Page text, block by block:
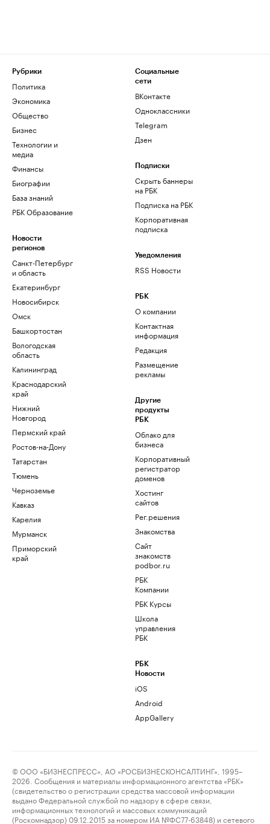
Рубрики
Политика
Экономика
Общество
Бизнес
Технологии и
медиа
Финансы
Биографии
База знаний
РБК Образование
Новости
регионов
Санкт-Петербург
и область
Екатеринбург
Новосибирск
Омск
Башкортостан
Вологодская
область
Калининград
Краснодарский
край
Нижний
Новгород
Пермский край
Ростов-на-Дону
Татарстан
Тюмень
Черноземье
Кавказ
Карелия
Мурманск
Приморский
край
Социальные
сети
ВКонтакте
Одноклассники
Telegram
Дзен
Подписки
Скрыть баннеры
на РБК
Подписка на РБК
Корпоративная
подписка
Уведомления
RSS Новости
РБК
О компании
Контактная
информация
Редакция
Размещение
рекламы
Другие
продукты
РБК
Облако для
бизнеса
Корпоративный
регистратор
доменов
Хостинг
сайтов
Рег.решения
Знакомства
Сайт
знакомств
podbor.ru
РБК
Компании
РБК Курсы
Школа
управления
РБК
РБК
Новости
iOS
Android
AppGallery
© ООО «БИЗНЕСПРЕСС», АО «РОСБИЗНЕСКОНСАЛТИНГ», 1995–
2026. Сообщения и материалы информационного агентства «РБК»
(свидетельство о регистрации средства массовой информации
выдано Федеральной службой по надзору в сфере связи,
информационных технологий и массовых коммуникаций
(Роскомнадзор) 09.12.2015 за номером ИА №ФС77-63848) и сетевого